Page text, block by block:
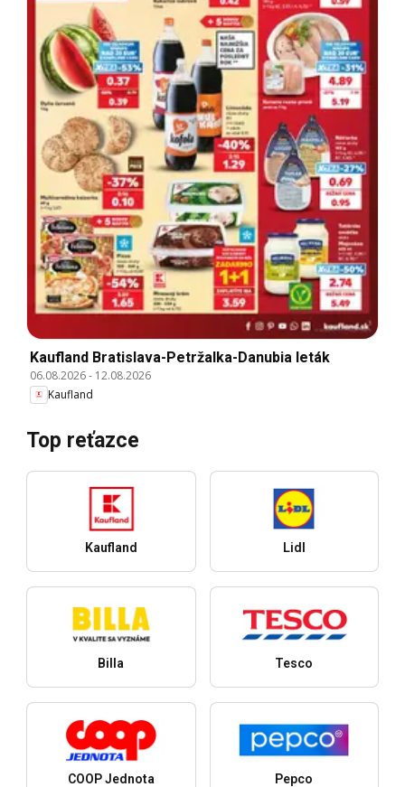
Kaufland Bratislava-Petržalka-Danubia leták
06.08.2026- 12.08.2026
Kaufland
Top reťazce
Kaufland Lidl
Billa Tesco
COOP Jednota Pepco